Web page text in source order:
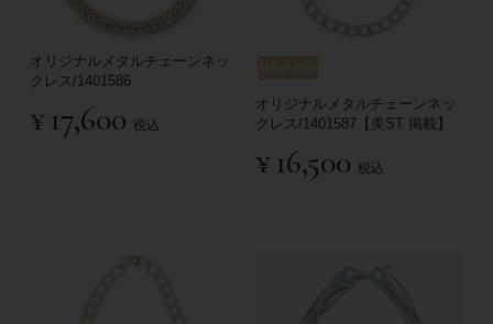
オリジナルメタルチェーンネッ
クレス/1401586
¥ 17,600 税込
オリジナルメタルチェーンネッ
クレス/1401587【美ST 掲載】
¥ 16,500 税込